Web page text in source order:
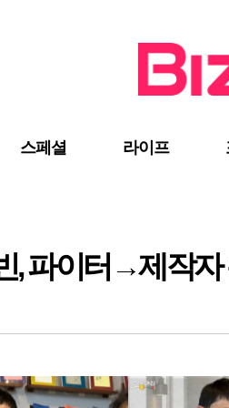
스페셜 라이프
, 파이터→제작자